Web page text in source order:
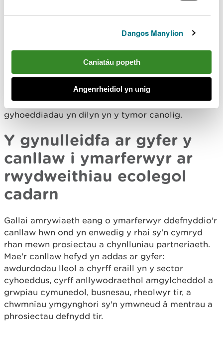
Dangos Manylion
Caniatáu popeth
Angenrheidiol yn unig
felly caiff cyngor ei gynnig ar sut i gefnogi eu
Mae'r canllaw hwn yn un o ystod o gynhyrchion
sy'n cael eu datblygu i fodloni dyhead Llywodraeth
Cymru yn y Polisi Adnoddau Naturiol i hyrwyddo
rhwydweithiau ecolegol cadarn. Bydd mwy o
gyhoeddiadau yn dilyn yn y tymor canolig.
Y gynulleidfa ar gyfer y
canllaw i ymarferwyr ar
rwydweithiau ecolegol
cadarn
Gallai amrywiaeth eang o ymarferwyr ddefnyddio'r
canllaw hwn ond yn enwedig y rhai sy'n cymryd
rhan mewn prosiectau a chynlluniau partneriaeth.
Mae'r canllaw hefyd yn addas ar gyfer:
awdurdodau lleol a chyrff eraill yn y sector
cyhoeddus, cyrff anllywodraethol amgylcheddol a
grwpiau cymunedol, busnesau, rheolwyr tir, a
chwmnïau ymgynghori sy'n ymwneud â mentrau a
phrosiectau defnydd tir.